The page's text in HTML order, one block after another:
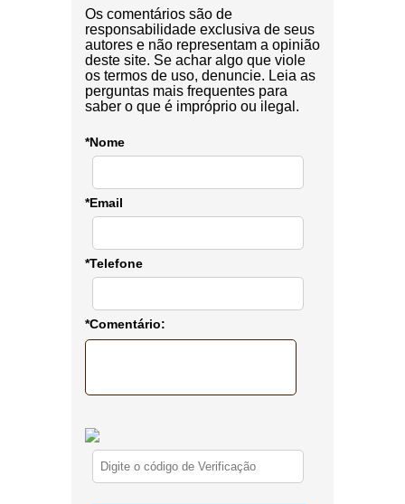
Os comentários são de
responsabilidade exclusiva de seus
autores e não representam a opinião
deste site. Se achar algo que viole
os termos de uso, denuncie. Leia as
perguntas mais frequentes para
saber o que é impróprio ou ilegal.
*Nome
*Email
*Telefone
*Comentário: